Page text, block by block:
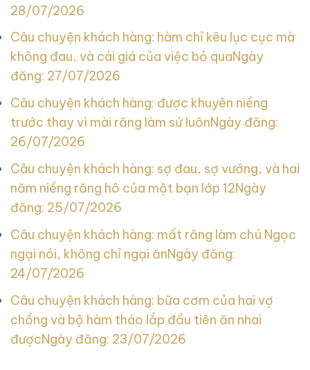
28/07/2026
Câu chuyện khách hàng: hàm chỉ kêu lục cục mà
không đau, và cái giá của việc bỏ quaNgày
đăng: 27/07/2026
Câu chuyện khách hàng: được khuyên niềng
trước thay vì mài răng làm sứ luônNgày đăng:
26/07/2026
Câu chuyện khách hàng: sợ đau, sợ vướng, và hai
năm niềng răng hô của một bạn lớp 12Ngày
đăng: 25/07/2026
Câu chuyện khách hàng: mất răng làm chú Ngọc
ngại nói, không chỉ ngại ănNgày đăng:
24/07/2026
Câu chuyện khách hàng: bữa cơm của hai vợ
chồng và bộ hàm tháo lắp đầu tiên ăn nhai
đượcNgày đăng: 23/07/2026